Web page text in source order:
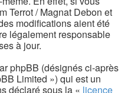
Terrot / Magnat Debon et
modifications aient été
légalement responsable
à jour.
phpBB (désignés ci-après
Limited ») qui est un
déclaré sous la « licence